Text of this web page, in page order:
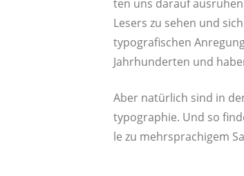
ten uns dar­auf
Lesers zu sehen und
typo­gra­fi­schen
Jahr­hun­der­ten und
Aber natür­lich sind in
ty­po­gra­phie. Und so
le zu mehr­spra­chi­gem